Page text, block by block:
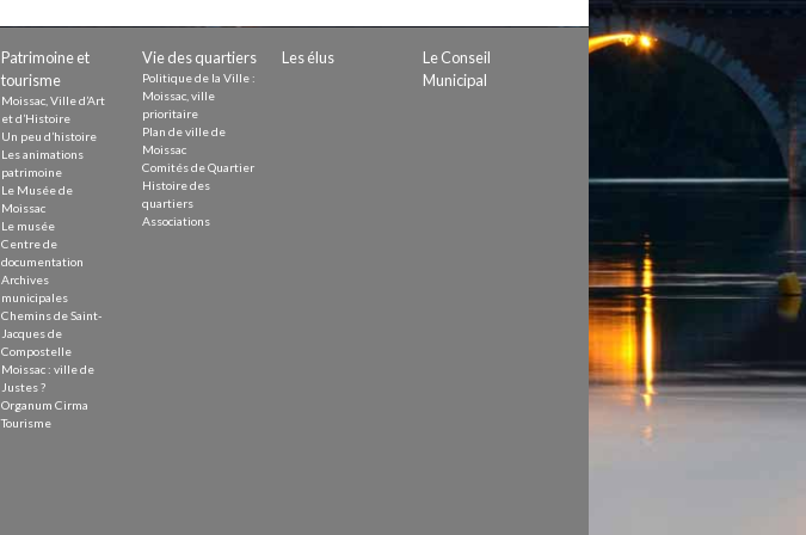
Demande de subvention
Demande d’autorisation de tournage
Appels à projets
Patrimoine et
tourisme
Moissac, Ville d’Art
et d’Histoire
Un peu d’histoire
Les animations
patrimoine
Le Musée de
Moissac
Le musée
Centre de
documentation
Archives
municipales
Chemins de Saint-
Jacques de
Compostelle
Moissac : ville de
Justes ?
Organum Cirma
Tourisme
Vie des quartiers
Politique de la Ville :
Moissac, ville
prioritaire
Plan de ville de
Moissac
Comités de Quartier
Histoire des
quartiers
Associations
Les élus
Le Conseil
Municipal